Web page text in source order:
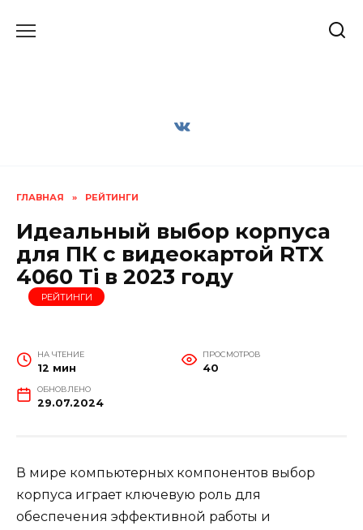
ГЛАВНАЯ » РЕЙТИНГИ
Идеальный выбор корпуса
для ПК с видеокартой RTX
4060 Ti в 2023 году
РЕЙТИНГИ
НА ЧТЕНИЕ
12 мин
ПРОСМОТРОВ
40
ОБНОВЛЕНО
29.07.2024
В мире компьютерных компонентов выбор
корпуса играет ключевую роль для
обеспечения эффективной работы и